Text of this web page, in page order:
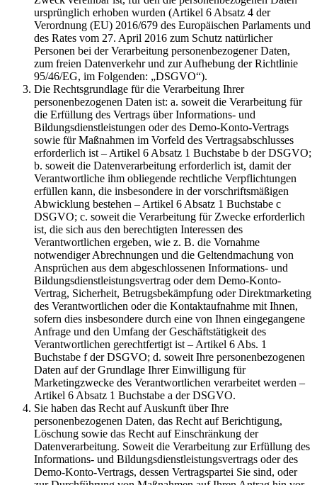
ursprünglich erhoben wurden (Artikel 6 Absatz 4 der
Verordnung (EU) 2016/679 des Europäischen Parlaments und
des Rates vom 27. April 2016 zum Schutz natürlicher
Personen bei der Verarbeitung personenbezogener Daten,
zum freien Datenverkehr und zur Aufhebung der Richtlinie
95/46/EG, im Folgenden: „DSGVO“).
Die Rechtsgrundlage für die Verarbeitung Ihrer
personenbezogenen Daten ist: a. soweit die Verarbeitung für
die Erfüllung des Vertrags über Informations- und
Bildungsdienstleistungen oder des Demo-Konto-Vertrags
sowie für Maßnahmen im Vorfeld des Vertragsabschlusses
erforderlich ist – Artikel 6 Absatz 1 Buchstabe b der DSGVO;
b. soweit die Datenverarbeitung erforderlich ist, damit der
Verantwortliche ihm obliegende rechtliche Verpflichtungen
erfüllen kann, die insbesondere in der vorschriftsmäßigen
Abwicklung bestehen – Artikel 6 Absatz 1 Buchstabe c
DSGVO; c. soweit die Verarbeitung für Zwecke erforderlich
ist, die sich aus den berechtigten Interessen des
Verantwortlichen ergeben, wie z. B. die Vornahme
notwendiger Abrechnungen und die Geltendmachung von
Ansprüchen aus dem abgeschlossenen Informations- und
Bildungsdienstleistungsvertrag oder dem Demo-Konto-
Vertrag, Sicherheit, Betrugsbekämpfung oder Direktmarketing
des Verantwortlichen oder die Kontaktaufnahme mit Ihnen,
sofern dies insbesondere durch eine von Ihnen eingegangene
Anfrage und den Umfang der Geschäftstätigkeit des
Verantwortlichen gerechtfertigt ist – Artikel 6 Abs. 1
Buchstabe f der DSGVO; d. soweit Ihre personenbezogenen
Daten auf der Grundlage Ihrer Einwilligung für
Marketingzwecke des Verantwortlichen verarbeitet werden –
Artikel 6 Absatz 1 Buchstabe a der DSGVO.
Sie haben das Recht auf Auskunft über Ihre
personenbezogenen Daten, das Recht auf Berichtigung,
Löschung sowie das Recht auf Einschränkung der
Datenverarbeitung. Soweit die Verarbeitung zur Erfüllung des
Informations- und Bildungsdienstleistungsvertrags oder des
Demo-Konto-Vertrags, dessen Vertragspartei Sie sind, oder